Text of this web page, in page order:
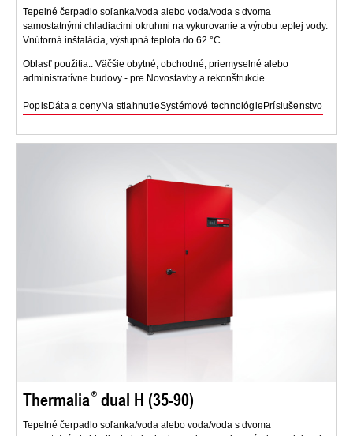
Tepelné čerpadlo soľanka/voda alebo voda/voda s dvoma
samostatnými chladiacimi okruhmi na vykurovanie a výrobu teplej vody.
Vnútorná inštalácia, výstupná teplota do 62 °C.
Oblasť použitia:: Väčšie obytné, obchodné, priemyselné alebo
administratívne budovy - pre Novostavby a rekonštrukcie.
PopisDáta a cenyNa stiahnutieSystémové technológie Príslušenstvo
Thermalia dual H (35-90)
Tepelné čerpadlo soľanka/voda alebo voda/voda s dvoma